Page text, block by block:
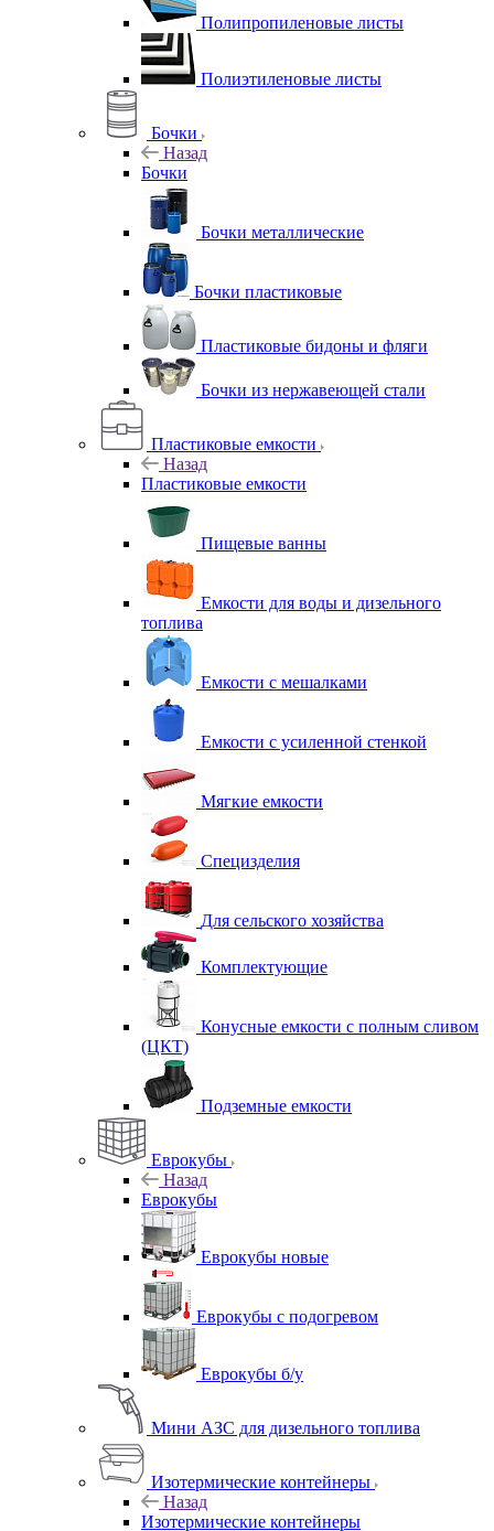
Полипропиленовые листы
Полиэтиленовые листы
Бочки
Назад
Бочки
Бочки металлические
Бочки пластиковые
Пластиковые бидоны и фляги
Бочки из нержавеющей стали
Пластиковые емкости
Назад
Пластиковые емкости
Пищевые ванны
Емкости для воды и дизельного
топлива
Емкости с мешалками
Емкости с усиленной стенкой
Мягкие емкости
Специзделия
Для сельского хозяйства
Комплектующие
Конусные емкости с полным сливом
(ЦКТ)
Подземные емкости
Еврокубы
Назад
Еврокубы
Еврокубы новые
Еврокубы с подогревом
Еврокубы б/у
Мини АЗС для дизельного топлива
Изотермические контейнеры
Назад
Изотермические контейнеры